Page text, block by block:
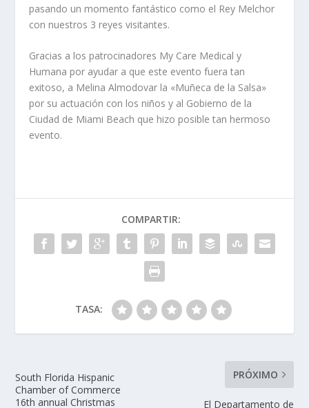
pasando un momento fantástico como el Rey Melchor
con nuestros 3 reyes visitantes.
Gracias a los patrocinadores My Care Medical y
Humana por ayudar a que este evento fuera tan
exitoso, a Melina Almodovar la «Muñeca de la Salsa»
por su actuación con los niños y al Gobierno de la
Ciudad de Miami Beach que hizo posible tan hermoso
evento.
COMPARTIR:
TASA:
South Florida Hispanic
Chamber of Commerce
16th annual Christmas
PRÓXIMO
El Departamento de